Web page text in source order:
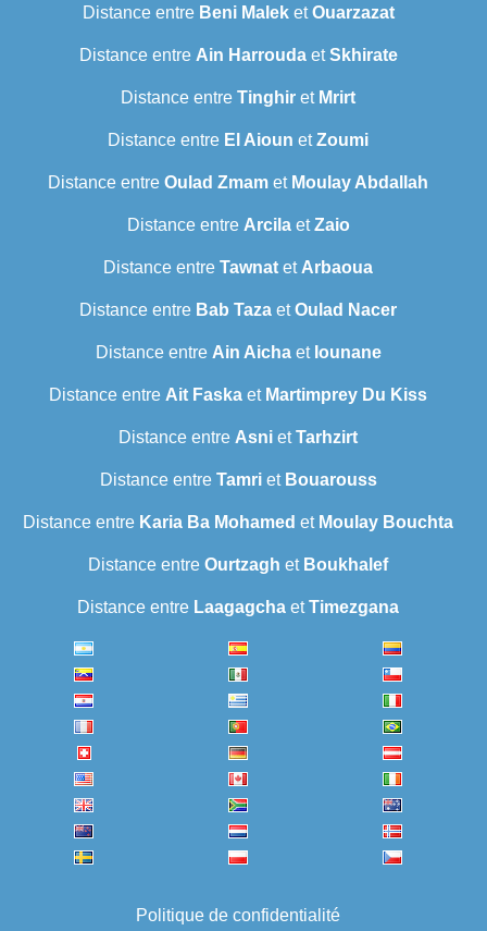
Distance entre Beni MaleketOuarzazat
Distance entre Ain HarroudaetSkhirate
Distance entre Tinghir et Mrirt
Distance entre El Aioun etZoumi
Distance entre Oulad Zmam et Moulay Abdallah
Distance entre ArcilaetZaio
Distance entre Tawnat et Arbaoua
Distance entre Bab Taza etOulad Nacer
Distance entre Ain Aichaet Iounane
Distance entre Ait Faska et Martimprey Du Kiss
Distance entre Asni etTarhzirt
Distance entre Tamriet Bouarouss
Distance entre Karia Ba Mohamed et Moulay Bouchta
Distance entre Ourtzagh et Boukhalef
Distance entre Laagagcha etTimezgana
Politique de confidentialité